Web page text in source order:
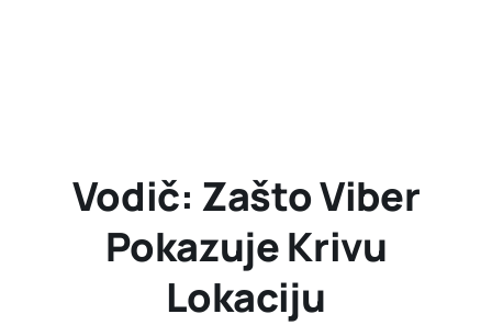
Vodič: Zašto Viber
Pokazuje Krivu
Lokaciju